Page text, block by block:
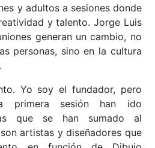
y adultos a sesiones donde
y talento. Jorge Luis
generan un cambio, no
personas, sino en la cultura
Yo soy el fundador, pero
primera sesión han ido
que se han sumado al
artistas y diseñadores que